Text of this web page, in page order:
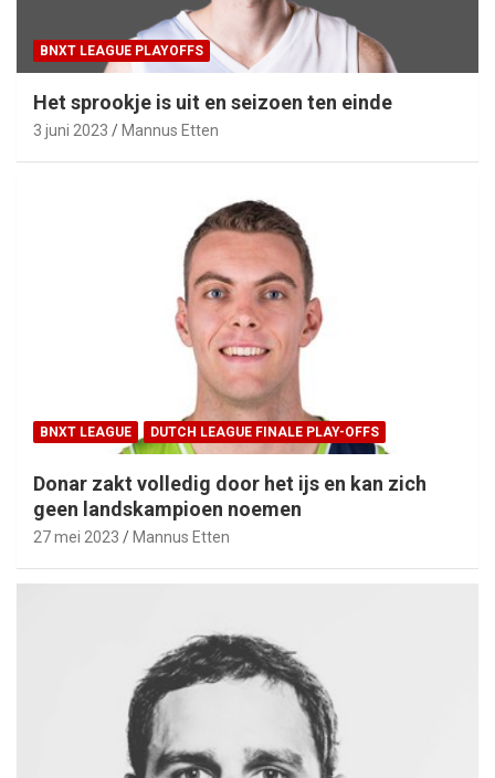
BNXT LEAGUE PLAYOFFS
Het sprookje is uit en seizoen ten einde
3 juni 2023 Mannus Etten
BNXT LEAGUE DUTCH LEAGUE FINALE PLAY-OFFS
Donar zakt volledig door het ijs en kan zich
geen landskampioen noemen
27 mei 2023 Mannus Etten